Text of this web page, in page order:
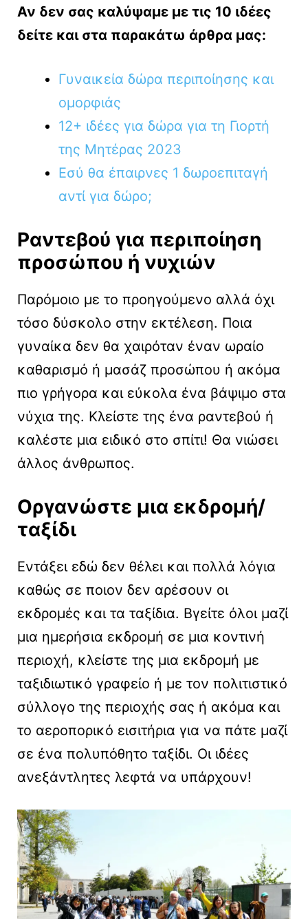
Αν δεν σας καλύψαμε με τις 10 ιδέες
δείτε και στα παρακάτω άρθρα μας:
Γυναικεία δώρα περιποίησης και
ομορφιάς
12+ ιδέες για δώρα για τη Γιορτή
της Μητέρας 2023
Εσύ θα έπαιρνες 1 δωροεπιταγή
αντί για δώρο;
Ραντεβού για περιποίηση
προσώπου ή νυχιών
Παρόμοιο με το προηγούμενο αλλά όχι
τόσο δύσκολο στην εκτέλεση. Ποια
γυναίκα δεν θα χαιρόταν έναν ωραίο
καθαρισμό ή μασάζ προσώπου ή ακόμα
πιο γρήγορα και εύκολα ένα βάψιμο στα
νύχια της. Κλείστε της ένα ραντεβού ή
καλέστε μια ειδικό στο σπίτι! Θα νιώσει
άλλος άνθρωπος.
Οργανώστε μια εκδρομή/
ταξίδι
Εντάξει εδώ δεν θέλει και πολλά λόγια
καθώς σε ποιον δεν αρέσουν οι
εκδρομές και τα ταξίδια. Βγείτε όλοι μαζί
μια ημερήσια εκδρομή σε μια κοντινή
περιοχή, κλείστε της μια εκδρομή με
ταξιδιωτικό γραφείο ή με τον πολιτιστικό
σύλλογο της περιοχής σας ή ακόμα και
το αεροπορικό εισιτήρια για να πάτε μαζί
σε ένα πολυπόθητο ταξίδι. Οι ιδέες
ανεξάντλητες λεφτά να υπάρχουν!